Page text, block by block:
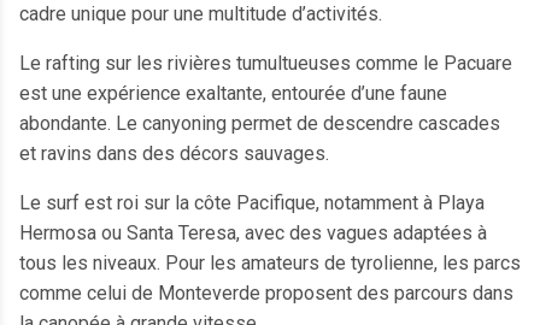
cadre unique pour une multitude d’activités.
Le rafting sur les rivières tumultueuses comme le Pacuare
est une expérience exaltante, entourée d’une faune
abondante. Le canyoning permet de descendre cascades
et ravins dans des décors sauvages.
Le surf est roi sur la côte Pacifique, notamment à Playa
Hermosa ou Santa Teresa, avec des vagues adaptées à
tous les niveaux. Pour les amateurs de tyrolienne, les parcs
comme celui de Monteverde proposent des parcours dans